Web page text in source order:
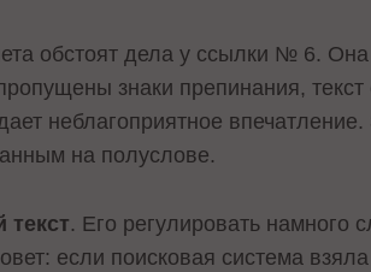
обстоят дела у ссылки № 6.
знаки препинания,
неблагоприятное
на полуслове.
. Его регулировать намного
если поисковая система